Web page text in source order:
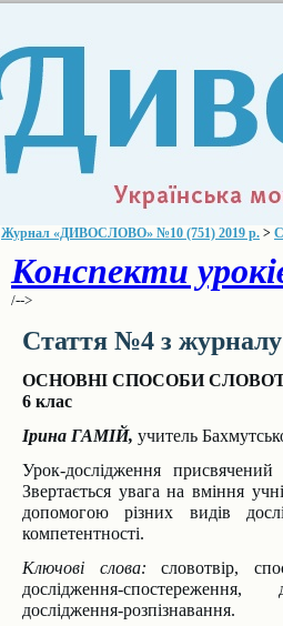
Журнал «ДИВОСЛОВО» №10 (751) 2019 р. >
Конспекти
/-->
Стаття №4 з
ОСНОВНІ СПОСОБИ
6 клас
Ірина ГАМІЙ, учитель
Урок-дослідження
Звертається увага на вміння
допомогою різних видів
компетентності.
Ключові слова: словотвір,
дослідження-спостереження,
дослідження-розпізнавання.